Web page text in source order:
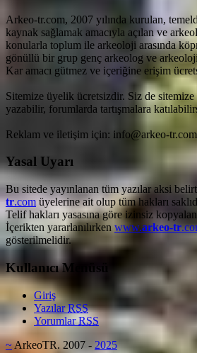
Arkeo-tr.com, 2007 yılında kurulan,
kaynak sağlamak amacıyla açılan ve
konularla toplum ile arkeoloji arasında
gönüllü bir grup genç arkeolog ve
Kar amacı gütmez ve içeriğine erişim
Sitemize üyelik ücretsizdir. Siz de sitemize
yazabilir, forumlarda tartışmalara
Reklam ve iletişim için: info@arkeo-tr.com
Yasal Uyarı
Bu sitede yayınlanan tüm yazılar aksi
tr.com üyelerine ait olup tüm hakları
Telif hakları yasasına göre izinsiz
İçerikten yararlanılırken www.arkeo-tr
gösterilmelidir.
Kullanıcı Menüsü
Giriş
YazılarRSS
YorumlarRSS
~ArkeoTR. 2007 - 2025